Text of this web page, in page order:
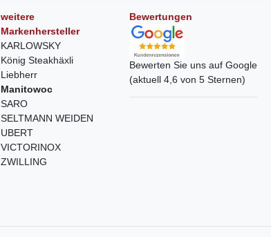
weitere
Markenhersteller
KARLOWSKY
König Steakhäxli
Liebherr
Manitowoc
SARO
SELTMANN WEIDEN
UBERT
VICTORINOX
ZWILLING
Bewertungen
Bewerten Sie uns auf Google
(aktuell 4,6 von 5 Sternen)